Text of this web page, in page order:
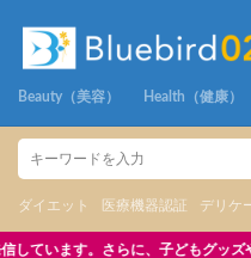
Beauty（美容） Health（健康）
ダイエット 医療機器認証 デリケ
、子どもグッズやおでかけに役立